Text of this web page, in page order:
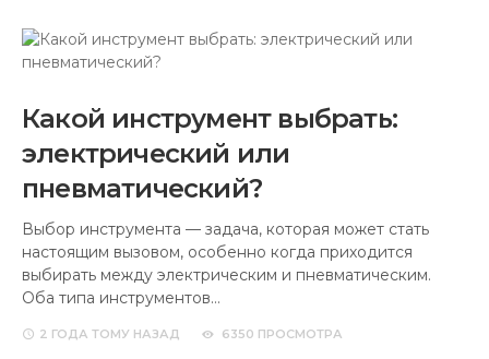
Какой инструмент выбрать:
электрический или
пневматический?
Выбор инструмента — задача, которая может стать
настоящим вызовом, особенно когда приходится
выбирать между электрическим и пневматическим.
Оба типа инструментов…
2 ГОДА ТОМУ НАЗАД 6350 ПРОСМОТРА